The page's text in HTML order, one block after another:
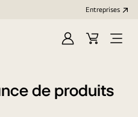
Entreprises​
OuvrirCart
Open
de produits